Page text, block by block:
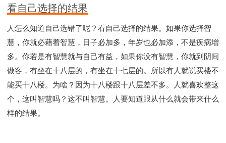
看自己选择的结果
人怎么知道自己选错了呢？看自己选择的结果。如果你选择智
慧，你就必藉着智慧，日子必加多，年岁也必加添，不是疾病增
多。你若是有智慧就与自己有益，如果你没有智慧，你就到阴间
做客，有坐在十八层的，有坐在十七层的。所以有人就说买楼不
能买十八楼。为啥？因为十八楼跟十八层差不多。人就喜欢整这
个，这叫智慧吗？这不叫智慧。人要知道跟从什么就会带来什么
样的结果。